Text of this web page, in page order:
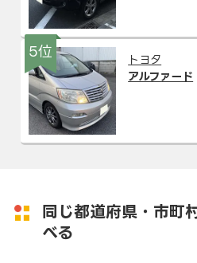
5位
トヨタ
アルファード
同じ都道府県・市町
べる